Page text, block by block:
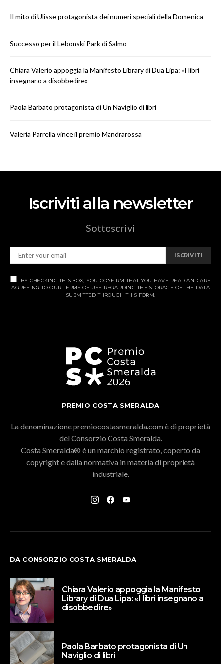
Il mito di Ulisse protagonista dei numeri speciali della Domenica
Successo per il Lebonski Park di Salmo
Chiara Valerio appoggia la Manifesto Library di Dua Lipa: «I libri
insegnano a disobbedire»
Paola Barbato protagonista di Un Naviglio di libri
Valeria Parrella vince il premio Mandrarossa
Iscriviti alla newsletter
Sottoscrivi
ISCRIVITI
BY CHECKING THIS BOX, YOU CONFIRM THAT YOU HAVE READ AND ARE
AGREEING TO OUR TERMS OF USE REGARDING THE STORAGE OF THE DATA
SUBMITTED THROUGH THIS FORM.
PREMIO COSTA SMERALDA
La denominazione premiocostasmeralda.com è di proprietà
del Consorzio Costa Smeralda.
Costa Smeralda® è un marchio registrato, coperto da
copyright e dalla normativa in materia di proprietà
industriale.
DA CONSORZIO COSTA SMERALDA
Chiara Valerio appoggia la Manifesto
Library di Dua Lipa: «I libri insegnano a
disobbedire»
Paola Barbato protagonista di Un
Naviglio di libri